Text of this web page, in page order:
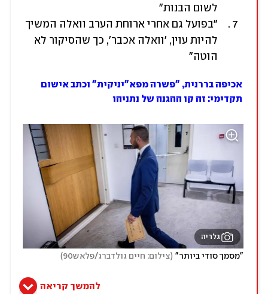
לשום הבנות"
"בפועל גם אחרי ארוחת הערב וואלה המשיך
הוטה"
אכיפה בררנית, "פשרה מפא"יניקית" וכתב אישום
תקדימי: זה קו ההגנה של נתניהו
גלריה
"מסמך סודי ביותר" (צילום: חיים גולדברג/פלאש90 )
להמשך קריאה